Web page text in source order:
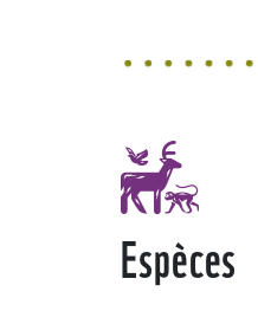
Espèces